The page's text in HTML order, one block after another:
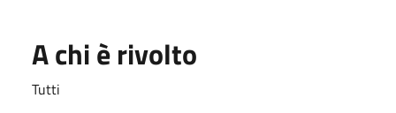
A chi è rivolto
Tutti